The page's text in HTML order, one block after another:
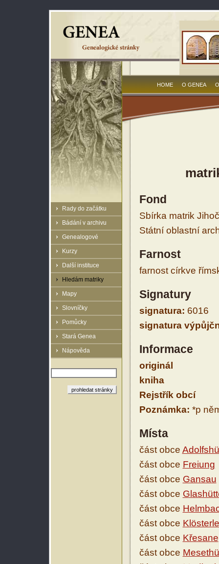
Rady do začátku
Bádání v archivu
Genealogové
Kurzy
Další instituce
Hledám matriky
Mapy
Slovníčky
Pomůcky
Stará Genea
Nápověda
HOME O GENEA
Fond
Sbírka matrik
Státní oblastní
Farnost
farnost církve
Signatury
signatura: 6016
signatura
Informace
originál
kniha
Rejstřík obcí
Poznámka: *p
Místa
část obce
část obce Freiung
část obce Gansau
část obce
část obce
část obce Klösterle
část obce Křesane
část obce